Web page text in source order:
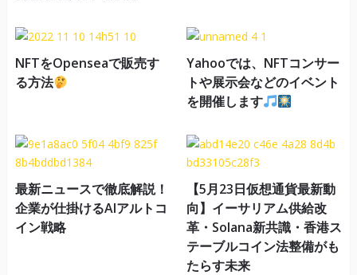
NFTをOpenseaで販売す
る方法
Yahooでは、NFTコンサー
トや展示会などのイベント
を開催します
最新ニュースで徹底解説！
企業が仕掛けるAIアルトコ
イン戦略
【5月23日仮想通貨最新動
向】イーサリアム供給改
革・Solana新共識・香港ス
テーブルコイン法整備がも
たらす未来